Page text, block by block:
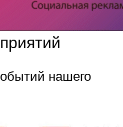
нашего